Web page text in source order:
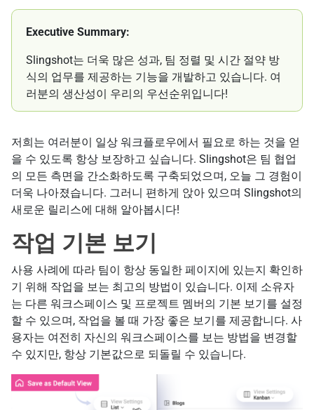
Executive Summary:
Slingshot는 더욱 많은 성과, 팀 정렬 및 시간 절약 방
식의 업무를 제공하는 기능을 개발하고 있습니다. 여
러분의 생산성이 우리의 우선순위입니다!
저희는 여러분이 일상 워크플로우에서 필요로 하는 것을 얻
을 수 있도록 항상 보장하고 싶습니다. Slingshot은 팀 협업
의 모든 측면을 간소화하도록 구축되었으며, 오늘 그 경험이
더욱 나아졌습니다. 그러니 편하게 앉아 있으며 Slingshot의
새로운 릴리스에 대해 알아봅시다!
작업 기본 보기
사용 사례에 따라 팀이 항상 동일한 페이지에 있는지 확인하
기 위해 작업을 보는 최고의 방법이 있습니다. 이제 소유자
는 다른 워크스페이스 및 프로젝트 멤버의 기본 보기를 설정
할 수 있으며, 작업을 볼 때 가장 좋은 보기를 제공합니다. 사
용자는 여전히 자신의 워크스페이스를 보는 방법을 변경할
수 있지만, 항상 기본값으로 되돌릴 수 있습니다.